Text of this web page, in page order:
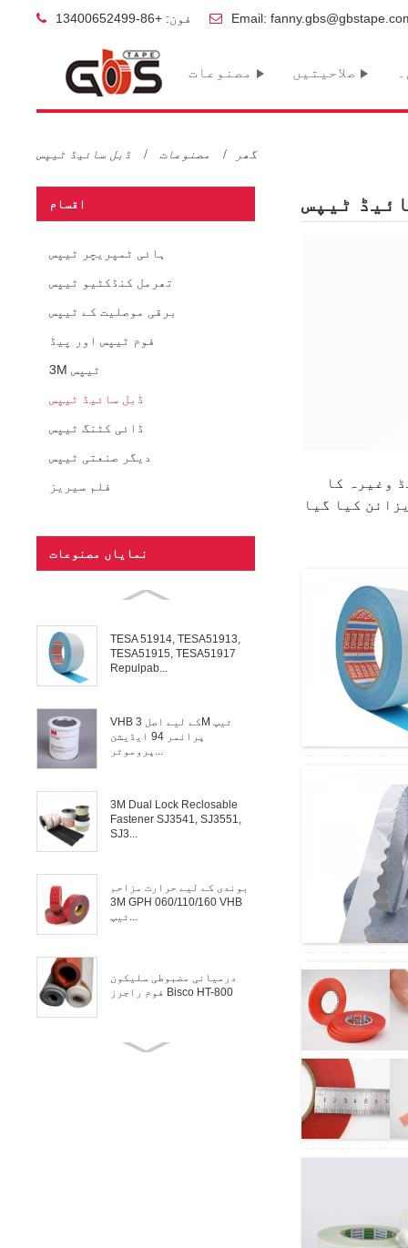
فون: +86-13400652499 Email:
مصنوعات صلاحیتیں
گھر مصنوعات ڈبل سائیڈ ٹیپس
اقسام
ہائی ٹمپریچر ٹیپس
تھرمل کنڈکٹیو ٹیپس
برقی موصلیت کے ٹیپس
فوم ٹیپس اور پیڈ
3M ٹیپس
ڈبل سائیڈ ٹیپس
ڈائی کٹنگ ٹیپس
دیگر صنعتی ٹیپس
فلم سیریز
نمایاں مصنوعات
TESA 51914, TESA51913,
TESA51915, TESA51917
Repulpab...
VHB کے لیے اصل 3M ٹیپ
پرائمر 94 ایڈیشن
3M Dual Lock Reclosable
Fastener SJ3541, SJ3551,
SJ3...
بوندی کے لیے حرارت مزاحم
3M GPH 060/110/160 VHB
درمیانی مضبوطی سلیکون
فوم راجرز Bisco HT-800
ٹیپس
وغیرہ کا
کیا گیا